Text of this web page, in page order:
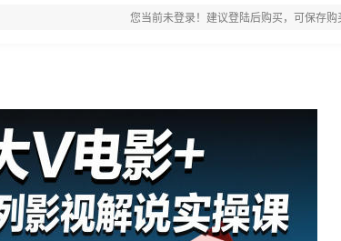
您当前未登录！建议登陆后购买，可保存购